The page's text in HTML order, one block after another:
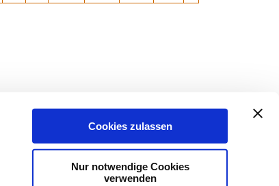
Cookies zulassen
Nur notwendige Cookies
verwenden